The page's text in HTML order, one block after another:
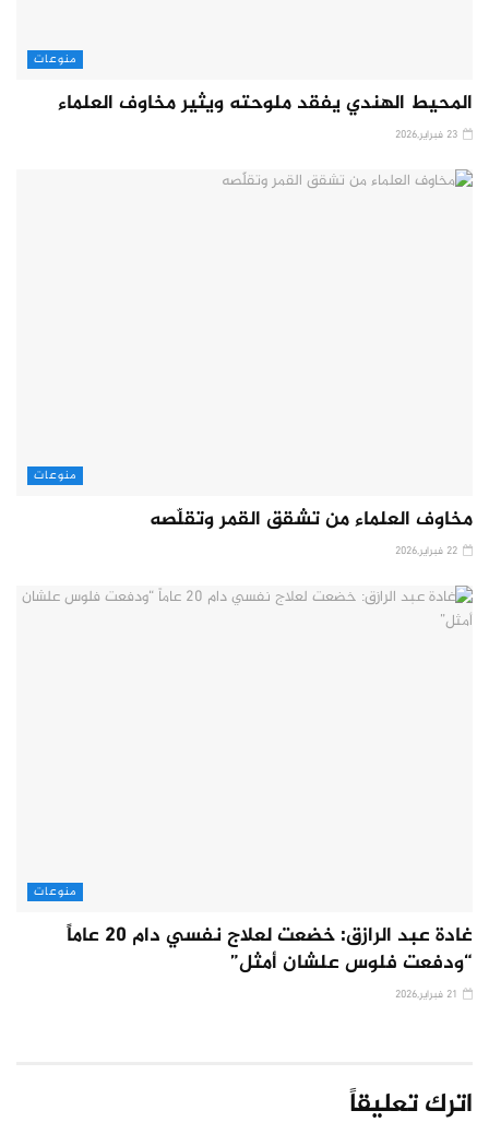
منوعات
المحيط الهندي يفقد ملوحته ويثير مخاوف العلماء
منوعات
مخاوف العلماء من تشقق القمر وتقلّصه
منوعات
غادة عبد الرازق: خضعت لعلاج نفسي دام 20 عاماً
“ودفعت فلوس علشان أمثل”
اترك تعليقاً